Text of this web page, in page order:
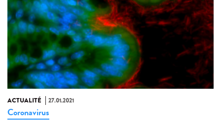
ACTUALITÉ 27.01.2021
Coronavirus